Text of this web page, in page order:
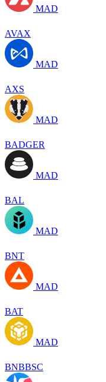
MAD
AVAX
MAD
AXS
MAD
BADGER
MAD
BAL
MAD
BNT
MAD
BAT
MAD
BNBBSC